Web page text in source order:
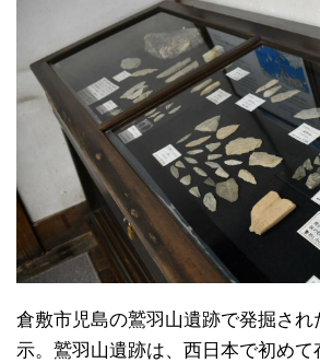
倉敷市児島の鷲羽山遺跡で発掘され
示。鷲羽山遺跡は、西日本で初めて